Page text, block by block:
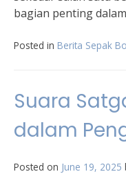
bagian penting
Posted in Berita Sepak
Suara
dalam
Posted on June 19, 2025